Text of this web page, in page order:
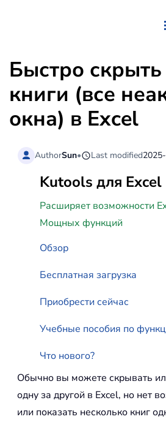
Быстро
книги (все
окна) в Excel
AuthorSun• Last modified
Kutools для Excel
Расширяет возможности
Мощных функций
Обзор
Бесплатная загрузка
Приобрести сейчас
Учебные пособия по
Что нового?
Обычно вы можете скрывать
одну за другой в Excel, но нет
или показать несколько книг